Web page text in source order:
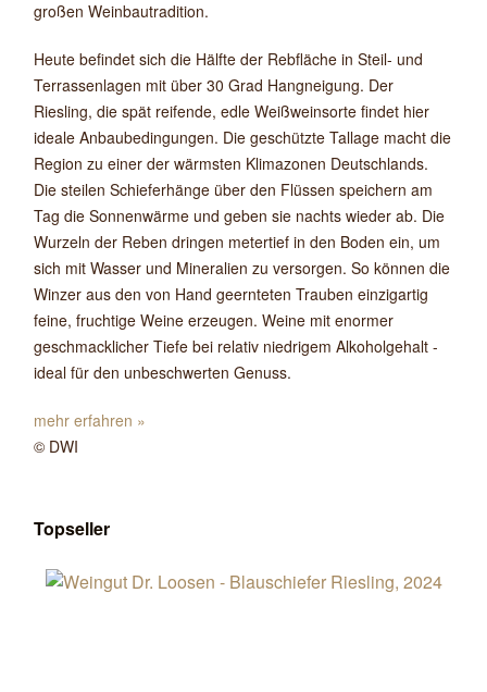
großen Weinbautradition.
Heute befindet sich die Hälfte der Rebfläche in Steil- und
Terrassenlagen mit über 30 Grad Hangneigung. Der
Riesling, die spät reifende, edle Weißweinsorte findet hier
ideale Anbaubedingungen. Die geschützte Tallage macht die
Region zu einer der wärmsten Klimazonen Deutschlands.
Die steilen Schieferhänge über den Flüssen speichern am
Tag die Sonnenwärme und geben sie nachts wieder ab. Die
Wurzeln der Reben dringen metertief in den Boden ein, um
sich mit Wasser und Mineralien zu versorgen. So können die
Winzer aus den von Hand geernteten Trauben einzigartig
feine, fruchtige Weine erzeugen. Weine mit enormer
geschmacklicher Tiefe bei relativ niedrigem Alkoholgehalt -
ideal für den unbeschwerten Genuss.
mehr erfahren »
© DWI
Topseller